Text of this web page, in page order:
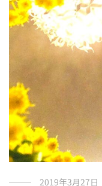
2019年3月27日